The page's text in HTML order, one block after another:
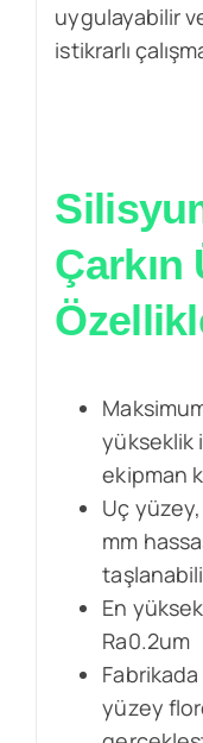
uygulayabilir
istikrarlı
Çarkın
yükseklik
ekipman
Uç yüzey,
mm
En
Ra0.2um
yüzey